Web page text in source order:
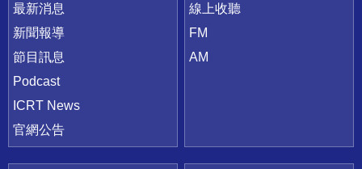
最新消息
新聞報導
節目訊息
Podcast
ICRT News
官網公告
線上收聽
FM
AM